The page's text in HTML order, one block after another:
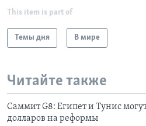
This item is part of
Темы дня В мире
Читайте также
Саммит G8: Египет и Тунис
долларов на реформы